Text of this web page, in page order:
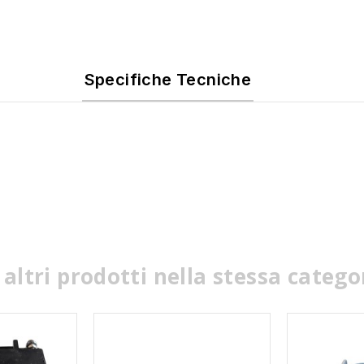
Specifiche Tecniche
altri prodotti nella stessa